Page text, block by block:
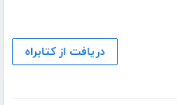
دریافت از کتابراه